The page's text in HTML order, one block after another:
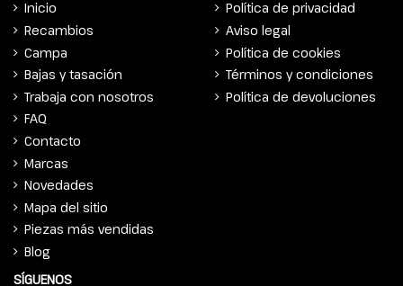
Inicio
Recambios
Campa
Bajas y tasación
Trabaja con nosotros
FAQ
Contacto
Marcas
Novedades
Mapa del sitio
Piezas más vendidas
Blog
Política de privacidad
Aviso legal
Política de cookies
Términos y condiciones
Política de devoluciones
SÍGUENOS